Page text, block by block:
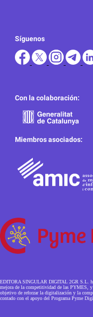
Síguenos
Con la colaboración:
Miembros asociados:
EDITORA SINGULAR DIGITAL 2GR S.L.
mejora de la competitividad de las PYMES, y
objetivo de reforzar la digitalización y la
contado con el apoyo del Programa Pyme